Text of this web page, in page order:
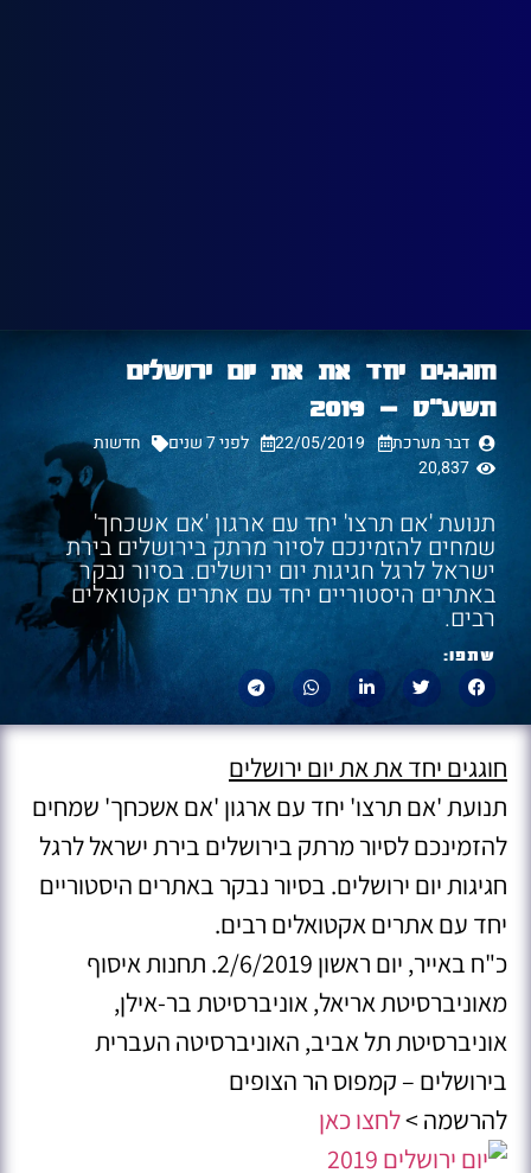
חוגגים יחד את את יום ירושלים
תשע"ט – 2019
דבר מערכת 22/05/2019 לפני 7 שנים
חדשות
20,837
תנועת 'אם תרצו' יחד עם ארגון 'אם אשכחך'
שמחים להזמינכם לסיור מרתק בירושלים בירת
ישראל לרגל חגיגות יום ירושלים. בסיור נבקר
באתרים היסטוריים יחד עם אתרים אקטואלים
רבים.
שתפו:
חוגגים יחד את את יום ירושלים
תנועת 'אם תרצו' יחד עם ארגון 'אם אשכחך' שמחים
להזמינכם לסיור מרתק בירושלים בירת ישראל לרגל
חגיגות יום ירושלים. בסיור נבקר באתרים היסטוריים
יחד עם אתרים אקטואלים רבים.
כ"ח באייר, יום ראשון 2/6/2019. תחנות איסוף
מאוניברסיטת אריאל, אוניברסיטת בר-אילן,
אוניברסיטת תל אביב, האוניברסיטה העברית
בירושלים – קמפוס הר הצופים
להרשמה >לחצו כאן